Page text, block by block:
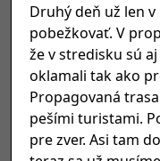
Druhý deň už len
pobežkovať. V
že v stredisku sú
oklamali tak ako
Propagovaná
pešími turistami.
pre zver. Asi tam